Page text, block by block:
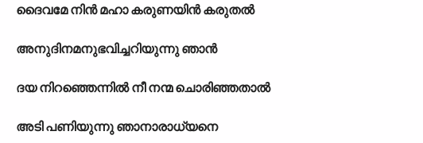
ദൈവമേ നിൻ മഹാ കരുണയിൻ കരുതൽ
അനുദിനമനുഭവിച്ചറിയുന്നു ഞാൻ
ദയ നിറഞ്ഞെന്നിൽ നീ നന്മ ചൊരിഞ്ഞതാൽ
അടി പണിയുന്നു ഞാനാരാധ്യനെ